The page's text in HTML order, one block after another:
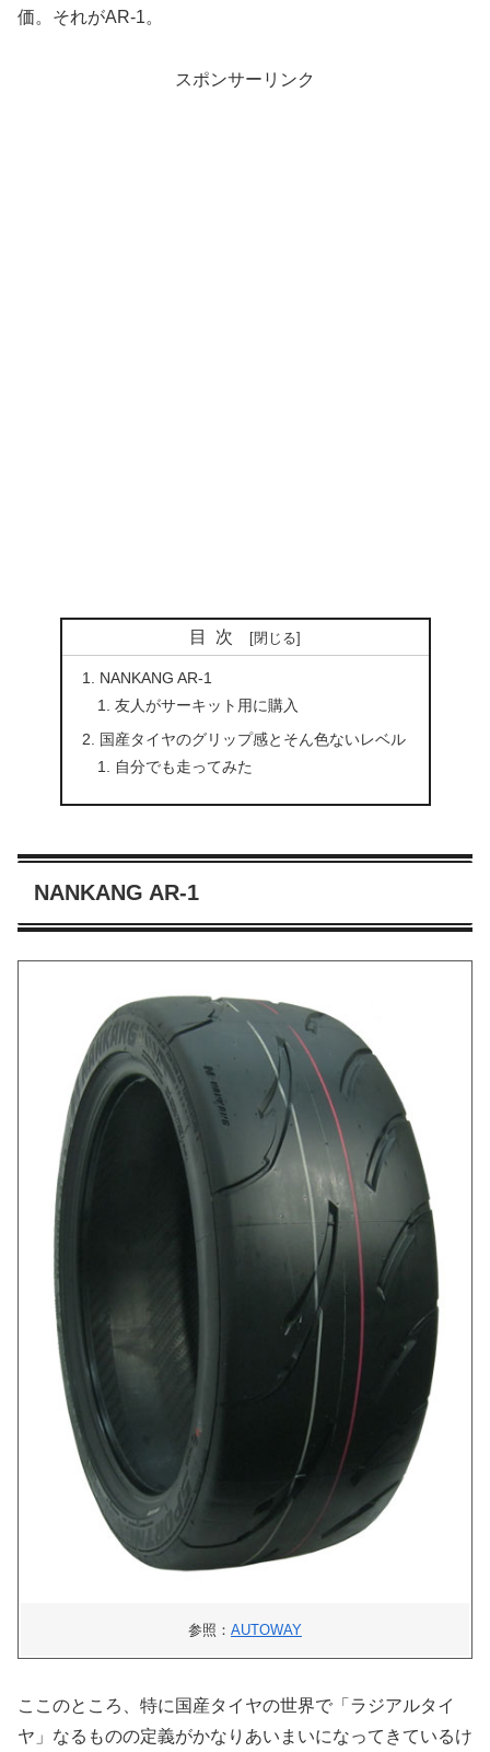
価。それがAR-1。
スポンサーリンク
目次
NANKANG AR-1
友人がサーキット用に購入
国産タイヤのグリップ感とそん色ないレベル
自分でも走ってみた
NANKANG AR-1
参照： AUTOWAY
ここのところ、特に国産タイヤの世界で「ラジアルタイ
ヤ」なるものの定義がかなりあいまいになってきているけ